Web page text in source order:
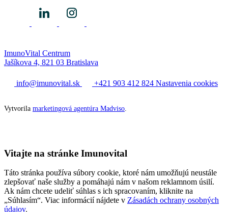
ImunoVital Centrum
Jašíkova 4, 821 03 Bratislava
info@imunovital.sk +421 903 412 824 Nastavenia cookies
Vytvorila marketingová agentúra Madviso
Vitajte na stránke Imunovital
Táto stránka používa súbory cookie, ktoré nám umožňujú neustále
zlepšovať naše služby a pomáhajú nám v našom reklamnom úsilí.
Ak nám chcete udeliť súhlas s ich spracovaním, kliknite na
„Súhlasím“. Viac informácií nájdete v Zásadách ochrany osobných
údajov.